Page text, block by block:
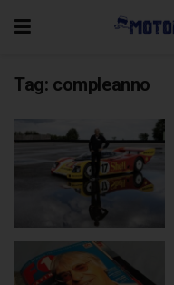
Tag: compleanno